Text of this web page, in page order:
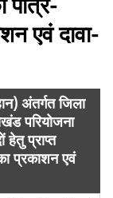
पात्र-
एवं दावा-
अंतर्गत जिला
परियोजना
प्राप्त
प्रकाशन एवं